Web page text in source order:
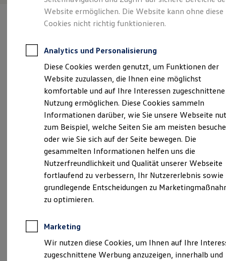
Kauf & Finanzierung
Online-Fahrzeugbewertung
Aktionen & Angebote
Für Gewerbekunden
Profi Paket
TopDeal
Gebrauchtwagen
ProfiPartner für Gebrauchtwagen
Zertifizierte Gebrauchtwagen
Finanzierung
Für Privatkunden
Für Gewerbekunden
Leasing
Für Privatkunden
Für Gewerbekunden
Versicherungen & Garantien
Garantien
Kfz-Versicherung für Nutzfahrzeuge
Restschuldversicherung
Wartungsverträge
Besitzer & Service
Sommer-Special
Reparatur, Pflege & Inspektion
Servicetermin anfragen
Service-Vorteile bei Volkswagen Nutzfahrzeuge
Verantwortlich für die Inhalte auf dieser Seite ist die Autohaus
Angerer GmbH - Co. KG (Impressum & Rechtliches)
Leierndorfer Straße 38, 84069 Schierling
Montag-Donnerstag 07:30-12:00 Uhr
13:00-18:00 Uhr
Freitag
07:30-13:00 Uhr
Website ermöglichen. Die Website kann ohne diese
Cookies nicht richtig funktionieren.
Analytics und Personalisierung
Diese Cookies werden genutzt, um Funktionen der
Website zuzulassen, die Ihnen eine möglichst
komfortable und auf Ihre Interessen zugeschnittene
Nutzung ermöglichen. Diese Cookies sammeln
Informationen darüber, wie Sie unsere Webseite
zum Beispiel, welche Seiten Sie am meisten
oder wie Sie sich auf der Seite bewegen. Die
gesammelten Informationen helfen uns die
Nutzerfreundlichkeit und Qualität unserer Webseite
fortlaufend zu verbessern, Ihr Nutzererlebnis sowie
grundlegende Entscheidungen zu
zu optimieren.
Marketing
Wir nutzen diese Cookies, um Ihnen auf Ihre
zugeschnittene Werbung anzuzeigen, innerhalb und